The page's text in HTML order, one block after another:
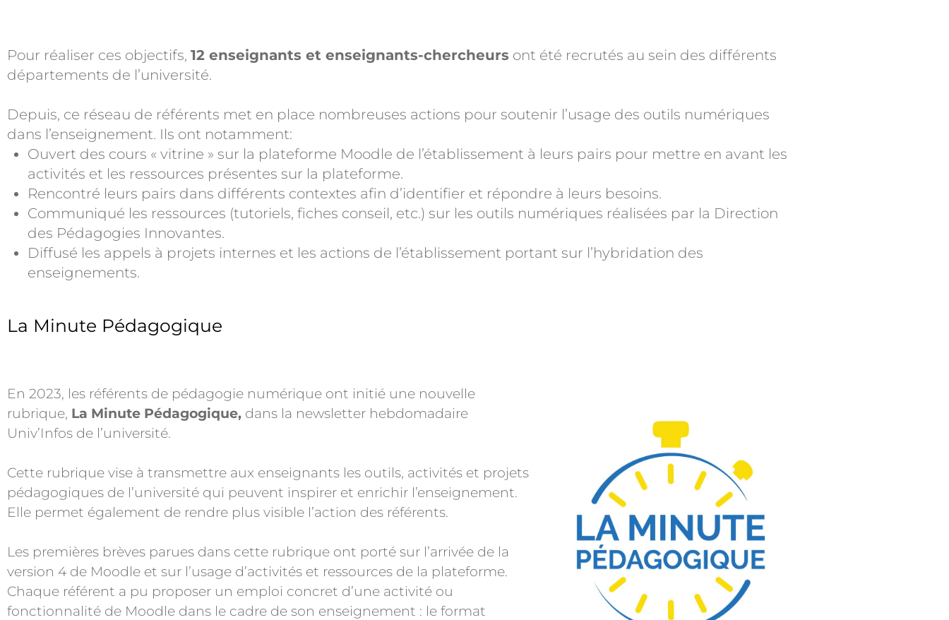
Pour réaliser ces objectifs, 12 enseignants et enseignants-chercheurs ont été recrutés au sein des différents
départements de l’université.
Depuis, ce réseau de référents met en place nombreuses actions pour soutenir l’usage des outils numériques
dans l’enseignement. Ils ont notamment:
Ouvert des cours « vitrine » sur la plateforme Moodle de l’établissement à leurs pairs pour mettre en avant les
activités et les ressources présentes sur la plateforme.
Rencontré leurs pairs dans différents contextes afin d’identifier et répondre à leurs besoins.
Communiqué les ressources (tutoriels, fiches conseil, etc.) sur les outils numériques réalisées par la Direction
des Pédagogies Innovantes.
Diffusé les appels à projets internes et les actions de l’établissement portant sur l’hybridation des
enseignements.
La Minute Pédagogique
En 2023, les référents de pédagogie numérique ont initié une nouvelle
rubrique, La Minute Pédagogique, dans la newsletter hebdomadaire
Univ’Infos de l’université.
Cette rubrique vise à transmettre aux enseignants les outils, activités et projets
pédagogiques de l’université qui peuvent inspirer et enrichir l’enseignement.
Elle permet également de rendre plus visible l’action des référents.
Les premières brèves parues dans cette rubrique ont porté sur l’arrivée de la
version 4 de Moodle et sur l’usage d’activités et ressources de la plateforme.
Chaque référent a pu proposer un emploi concret d’une activité ou
fonctionnalité de Moodle dans le cadre de son enseignement : le format